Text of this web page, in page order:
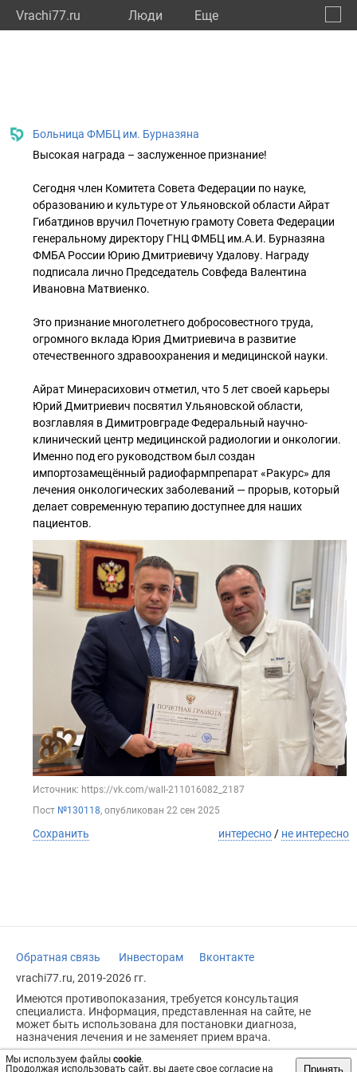
Vrachi77.ru Люди Eще
Мы используем файлы cookie.
Продолжая использовать сайт, вы даете свое согласие на
Принять
Больница ФМБЦ им. Бурназяна
Высокая награда – заслуженное признание!
Сегодня член Комитета Совета Федерации по науке,
образованию и культуре от Ульяновской области Айрат
Гибатдинов вручил Почетную грамоту Совета Федерации
генеральному директору ГНЦ ФМБЦ им.А.И. Бурназяна
ФМБА России Юрию Дмитриевичу Удалову. Награду
подписала лично Председатель Совфеда Валентина
Ивановна Матвиенко.
Это признание многолетнего добросовестного труда,
огромного вклада Юрия Дмитриевича в развитие
отечественного здравоохранения и медицинской науки.
Айрат Минерасихович отметил, что 5 лет своей карьеры
Юрий Дмитриевич посвятил Ульяновской области,
возглавляя в Димитровграде Федеральный научно-
клинический центр медицинской радиологии и онкологии.
Именно под его руководством был создан
импортозамещённый радиофармпрепарат «Ракурс» для
лечения онкологических заболеваний — прорыв, который
делает современную терапию доступнее для наших
пациентов.
Источник: https://vk.com/wall-211016082_2187
Пост №130118, опубликован 22 сен 2025
Сохранить интересно / не интересно
Обратная связь Инвесторам
Вконтакте
vrachi77.ru, 2019-2026 гг.
Имеются противопоказания, требуется консультация
специалиста. Информация, представленная на сайте, не
может быть использована для постановки диагноза,
назначения лечения и не заменяет прием врача.
Возрастное ограничение: 18+